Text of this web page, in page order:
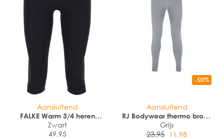
Aansluitend
FALKE Warm 3/4 heren
thermobroek
Zwart
49,95
-50%
Aansluitend
RJ Bodywear thermo broek
lang
Grijs
23,95 11,98